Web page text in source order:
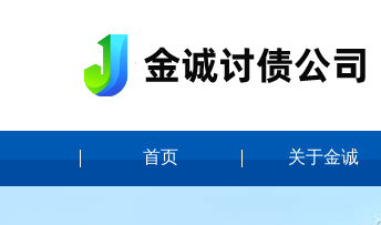
首页 关于金诚